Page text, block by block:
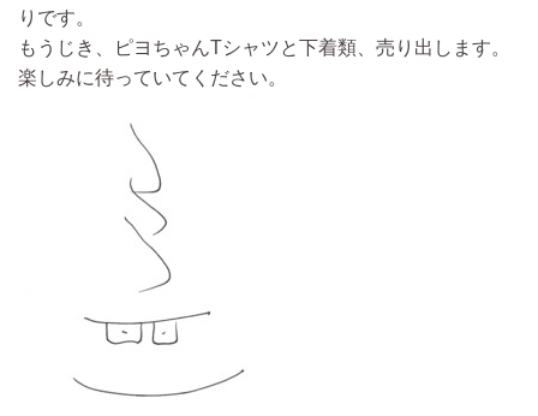
りです。
もうじき、ピヨちゃんTシャツと下着類、売り出します。
楽しみに待っていてください。